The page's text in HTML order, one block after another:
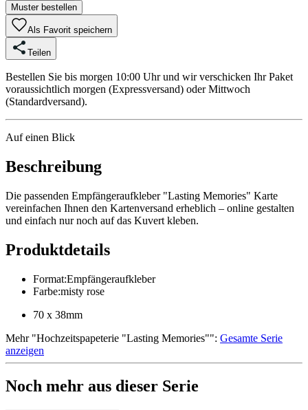
Muster bestellen
Als Favorit speichern
Teilen
Bestellen Sie bis morgen 10:00 Uhr und wir verschicken Ihr Paket
voraussichtlich morgen (Expressversand) oder Mittwoch
(Standardversand).
Auf einen Blick
Beschreibung
Die passenden Empfängeraufkleber "Lasting Memories" Karte
vereinfachen Ihnen den Kartenversand erheblich – online gestalten
und einfach nur noch auf das Kuvert kleben.
Produktdetails
Format:Empfängeraufkleber
Farbe:misty rose
70 x 38mm
Mehr"Hochzeitspapeterie "Lasting Memories"": Gesamte Serie
anzeigen
Noch mehr aus dieser Serie